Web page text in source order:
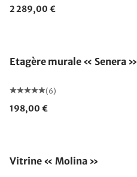
2 289,00 €
Etagère murale « Senera »
(6)
198,00 €
Vitrine « Molina »